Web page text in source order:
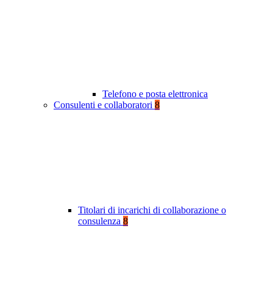
Telefono e posta elettronica
Consulenti e collaboratori 8
Titolari di incarichi di collaborazione o
consulenza 8